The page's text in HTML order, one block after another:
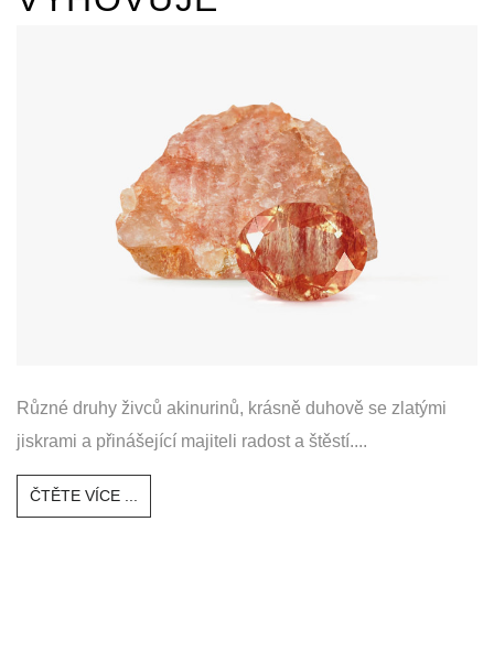
Různé druhy živců akinurinů, krásně duhově se zlatými
jiskrami a přinášející majiteli radost a štěstí....
ČTĚTE VÍCE ...